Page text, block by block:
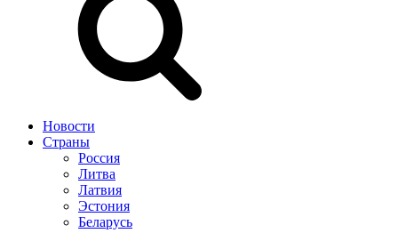
Новости
Страны
Россия
Литва
Латвия
Эстония
Беларусь